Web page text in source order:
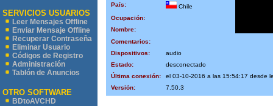
SERVICIOS USUARIOS
Leer Mensajes Offline
Enviar Mensaje Offline
Recuperar Contraseña
Eliminar Usuario
Códigos de Registro
Administración
Tablón de Anuncios
OTRO SOFTWARE
BDtoAVCHD
País:
Chile
Ocupación:
Nombre:
Comentarios:
Dispositivos:
audio
Estado:
desconectado
Última conexión:
el 03-10-2016 a las 15:54:17 desde
Versión:
7.50.3